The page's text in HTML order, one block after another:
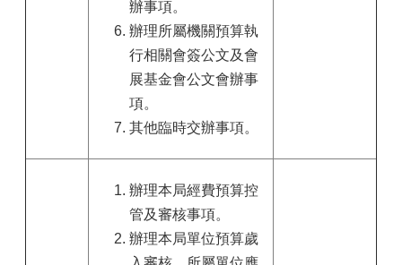
辦事項。
辦理所屬機關預算執
行相關會簽公文及會
展基金會公文會辦事
項。
其他臨時交辦事項。
辦理本局經費預算控
管及審核事項。
辦理本局單位預算歲